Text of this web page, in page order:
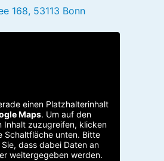
168, 53113 Bonn
einen Platzhalterinhalt
Maps. Um auf den
Inhalt zuzugreifen, klicken
Schaltfläche unten. Bitte
dass dabei Daten an
weitergegeben werden.